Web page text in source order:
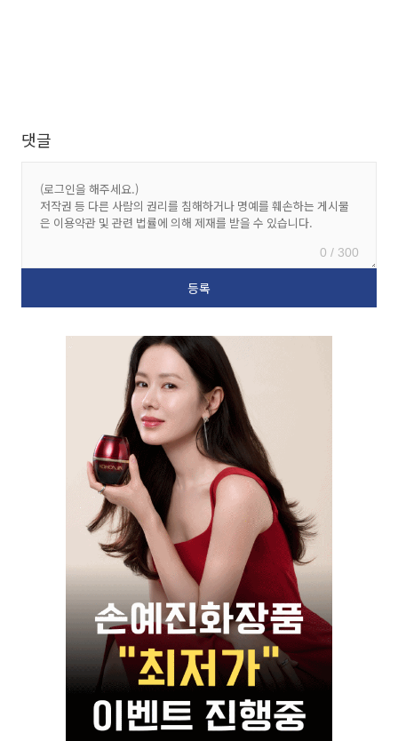
댓글
0 / 300